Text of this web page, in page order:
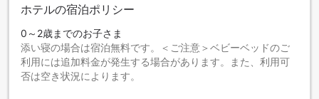
ホテルの宿泊ポリシー
0～2歳までのお子さま
添い寝の場合は宿泊無料です。＜ご注意＞ベビーベッドのご
利用には追加料金が発生する場合があります。また、利用可
否は空き状況によります。